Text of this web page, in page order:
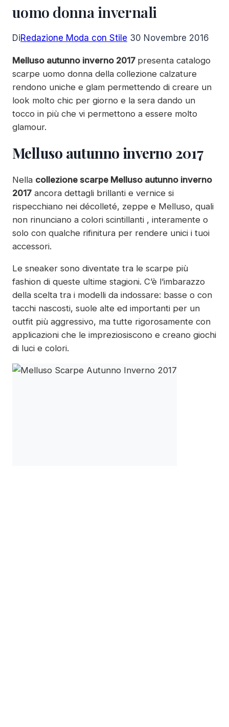
uomo donna invernali
DiRedazione Moda con Stile 30 Novembre 2016
Melluso autunno inverno 2017 presenta catalogo
scarpe uomo donna della collezione calzature
rendono uniche e glam permettendo di creare un
look molto chic per giorno e la sera dando un
tocco in più che vi permettono a essere molto
glamour.
Melluso autunno inverno 2017
Nella collezione scarpe Melluso autunno inverno
2017 ancora dettagli brillanti e vernice si
rispecchiano nei décolleté, zeppe e Melluso, quali
non rinunciano a colori scintillanti , interamente o
solo con qualche rifinitura per rendere unici i tuoi
accessori.
Le sneaker sono diventate tra le scarpe più
fashion di queste ultime stagioni. C’è l’imbarazzo
della scelta tra i modelli da indossare: basse o con
tacchi nascosti, suole alte ed importanti per un
outfit più aggressivo, ma tutte rigorosamente con
applicazioni che le impreziosiscono e creano giochi
di luci e colori.